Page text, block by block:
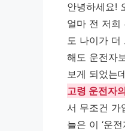
안녕하세요!
얼마 전 저희
도 나이가 더
해도 운전자
보게 되었는
고령 운전자
서 무조건 가
늘은 이 ‘운